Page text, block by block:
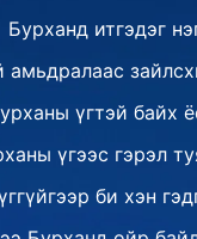
Бурханд итгэдэг
амьдралаас
үгтэй байх
үгээс гэрэл
би хэн